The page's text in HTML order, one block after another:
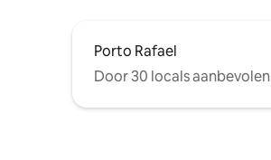
Porto Rafael
Door 30 locals aanbevolen